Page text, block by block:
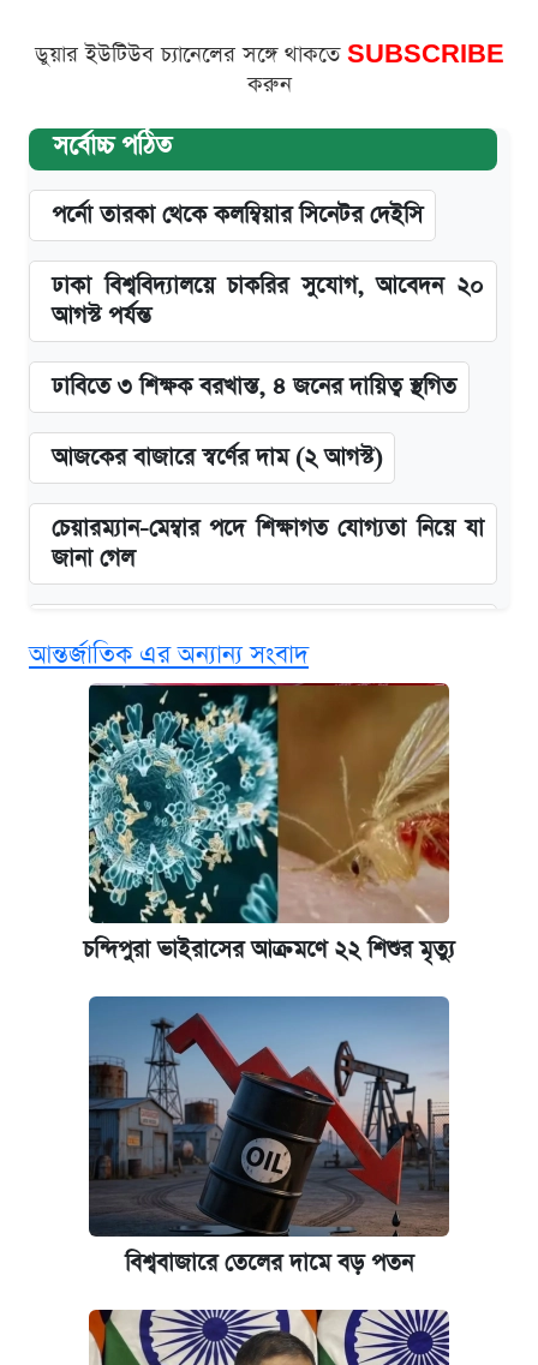
ডুয়ার ইউটিউব চ্যানেলের সঙ্গে থাকতে SUBSCRIBE
করুন
সর্বোচ্চ পঠিত
পর্নো তারকা থেকে কলম্বিয়ার সিনেটর দেইসি
ঢাকা বিশ্ববিদ্যালয়ে চাকরির সুযোগ, আবেদন ২০
আগস্ট পর্যন্ত
ঢাবিতে ৩ শিক্ষক বরখাস্ত, ৪ জনের দায়িত্ব স্থগিত
আজকের বাজারে স্বর্ণের দাম (২ আগস্ট)
চেয়ারম্যান-মেম্বার পদে শিক্ষাগত যোগ্যতা নিয়ে যা
জানা গেল
ভাতা
ঢাবির সূর্যসেন হলে সমকামিতার অভিযোগে দুইজন
আটক
দেশের বাজারে ফের বেড়েছে সোনার দাম
‘গুলশানের চামেলি’ তে যৌনকর্মীর দালাল অ্যাডলফ
ভাতা-উপবৃত্তির আবেদন শুরু, জেনে নিন পদ্ধতি
আজ শুক্রবার রাজধানীর যেসব মার্কেট-দোকানপাট
কবে শুরু হচ্ছে ঢাবির ভর্তি আবেদন, জানাল কর্তৃপক্ষ
নবম পে স্কেল বাস্তবায়ন চূড়ান্ত পর্যায়ে, যা জানালেন
জুলাই স্মৃতি জাদুঘরে যেতে টিকিট কাটবেন যেভাবে
আন্তর্জাতিক এর অন্যান্য সংবাদ
চন্দিপুরা ভাইরাসের আক্রমণে ২২ শিশুর মৃত্যু
বিশ্ববাজারে তেলের দামে বড় পতন